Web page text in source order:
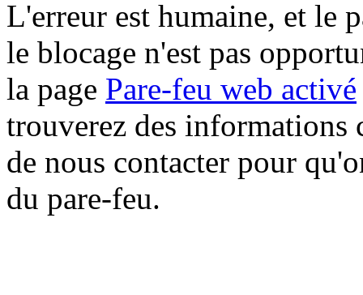
L'erreur est humaine, et le
le blocage n'est pas
la page Pare-feu web activé
trouverez des informations
de nous contacter pour
du pare-feu.